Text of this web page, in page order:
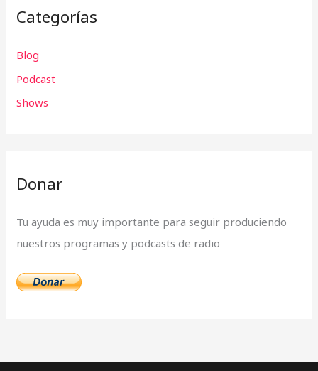
a
p
o
r
Categorías
Blog
Podcast
Shows
Donar
Tu ayuda es muy importante para seguir produciendo
nuestros programas y podcasts de radio